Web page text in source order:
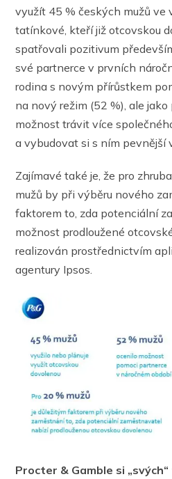
využít 45 % českých mužů ve
tatínkové, kteří již otcovskou
spatřovali pozitivum
své partnerce v prvních
rodina s novým přírůstkem
na nový režim (52 %), ale
možnost trávit více
a vybudovat si s ním pevnější
Zajímavé také je, že pro
mužů by při výběru nového
faktorem to, zda potenciální
možnost prodloužené
realizován prostřednictvím
agentury Ipsos.
Procter & Gamble si